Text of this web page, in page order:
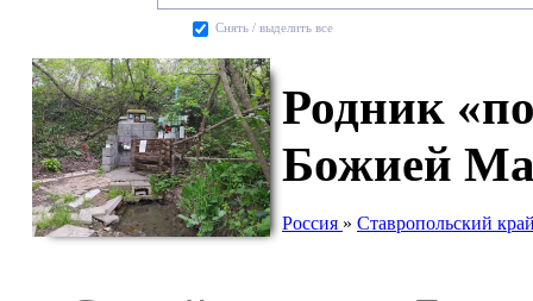
Cнять / выделить все
Родник
Божией
Россия » Ставропольский